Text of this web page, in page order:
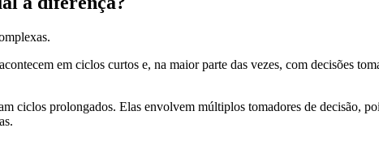
em ciclos curtos e, na maior parte das vezes, com decisões
ciclos prolongados. Elas envolvem múltiplos tomadores de decisão,